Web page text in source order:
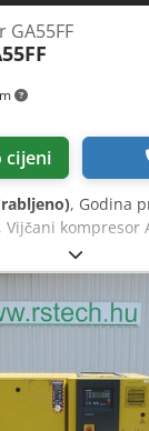
cijeni
, Godina
, Vijčani kompresor
kW 9,80 bara
sati: 36.734